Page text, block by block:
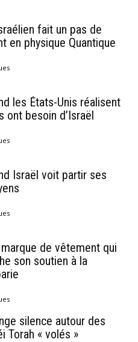
fait un pas de
en physique Quantique
les États-Unis réalisent
ont besoin d’Israël
Israël voit partir ses
marque de vêtement qui
son soutien à la
silence autour des
Torah « volés »